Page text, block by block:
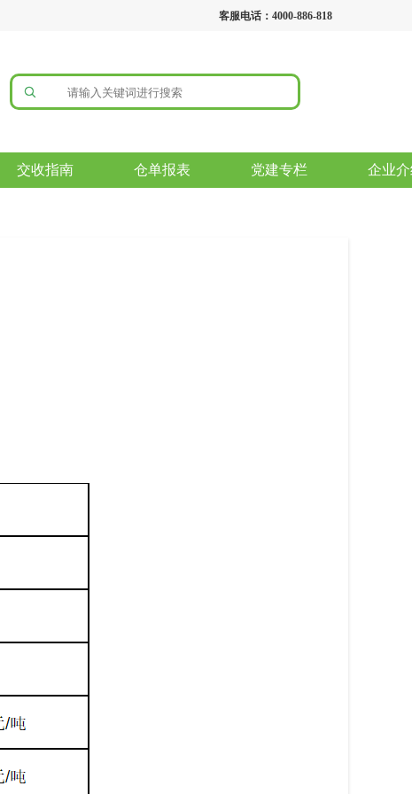
客服电话：4000-886-818
交收指南 仓单报表 党建专栏 企业